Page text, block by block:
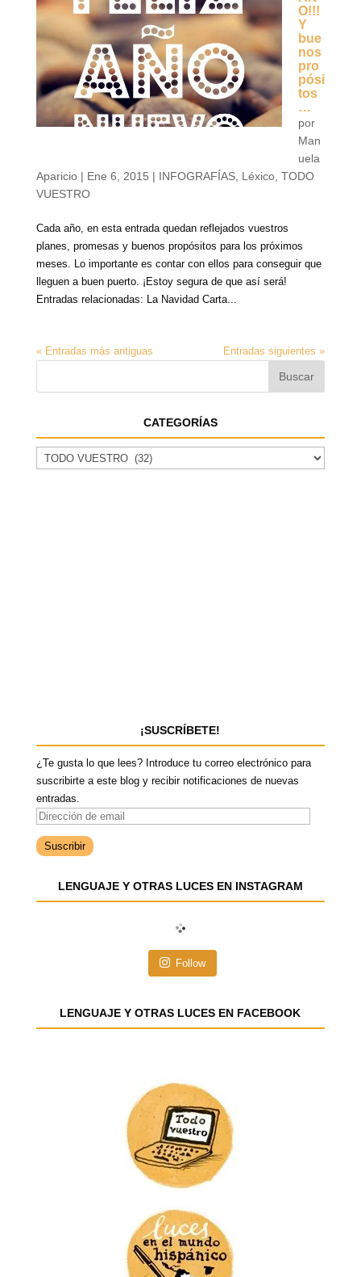
O!!!
Y
bue
nos
pro
pósi
tos
…
por
Man
uela
Aparicio| Ene 6, 2015 | INFOGRAFÍAS, Léxico, TODO
VUESTRO
Cada año, en esta entrada quedan reflejados vuestros
planes, promesas y buenos propósitos para los próximos
meses. Lo importante es contar con ellos para conseguir que
lleguen a buen puerto. ¡Estoy segura de que así será!
Entradas relacionadas: La Navidad Carta...
« Entradas más antiguas Entradas siguientes »
CATEGORÍAS
¡SUSCRÍBETE!
¿Te gusta lo que lees? Introduce tu correo electrónico para
suscribirte a este blog y recibir notificaciones de nuevas
entradas.
D
r
c
m
LENGUAJE Y OTRAS LUCES EN INSTAGRAM
Follow
LENGUAJE Y OTRAS LUCES EN FACEBOOK